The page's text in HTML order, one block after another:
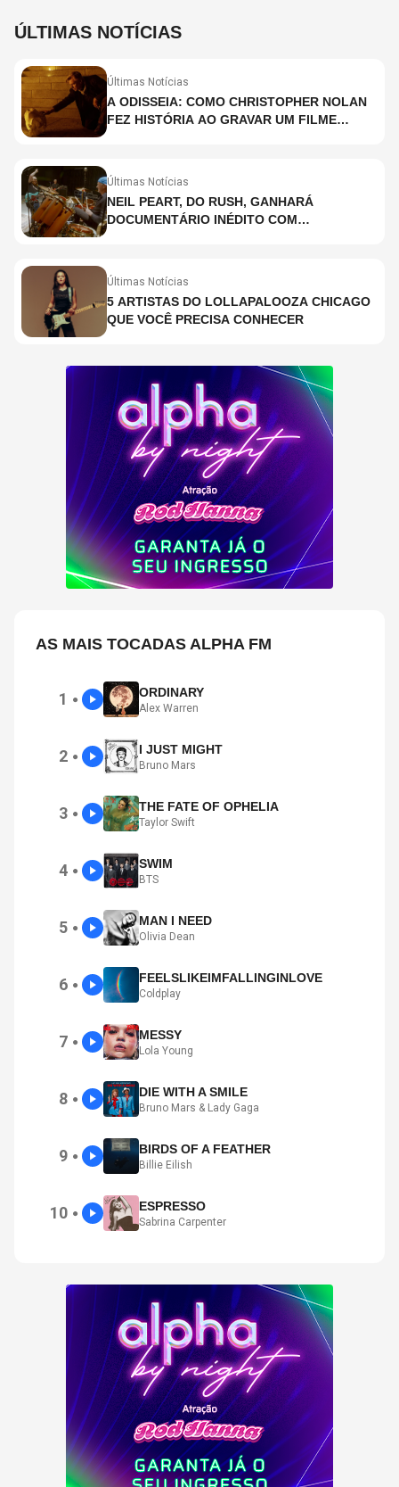
ÚLTIMAS NOTÍCIAS
Últimas Notícias
A ODISSEIA: COMO CHRISTOPHER NOLAN
FEZ HISTÓRIA AO GRAVAR UM FILME
Últimas Notícias
NEIL PEART, DO RUSH, GANHARÁ
DOCUMENTÁRIO INÉDITO COM
Últimas Notícias
5 ARTISTAS DO LOLLAPALOOZA CHICAGO
QUE VOCÊ PRECISA CONHECER
AS MAIS TOCADAS ALPHA FM
1 ● ORDINARY
Alex Warren
2 ● I JUST MIGHT
Bruno Mars
3 ● THE FATE OF OPHELIA
Taylor Swift
4 ● SWIM
BTS
5 ● MAN I NEED
Olivia Dean
6 ● FEELSLIKEIMFALLINGINLOVE
Coldplay
7 ● MESSY
Lola Young
8 ● DIE WITH A SMILE
Bruno Mars & Lady Gaga
9 ● BIRDS OF A FEATHER
Billie Eilish
10 ● ESPRESSO
Sabrina Carpenter